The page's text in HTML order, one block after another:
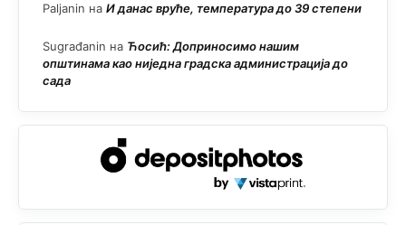
Paljanin на И данас вруће, температура до 39 степени
Sugrađanin на Ћосић: Доприносимо нашим
општинама као ниједна градска администрација до
сада